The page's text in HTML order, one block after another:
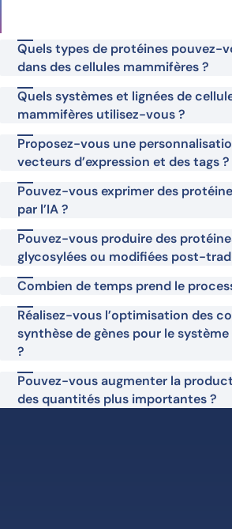
Quels types de protéines pouvez-
dans des cellules mammifères ?
Quels systèmes et lignées de
mammifères utilisez-vous ?
Proposez-vous une
vecteurs d’expression et des tags ?
Pouvez-vous exprimer des
par l’IA ?
Pouvez-vous produire des
glycosylées ou modifiées post-
Combien de temps prend le
Réalisez-vous l’optimisation des
synthèse de gènes pour le
?
Pouvez-vous augmenter la
des quantités plus importantes ?